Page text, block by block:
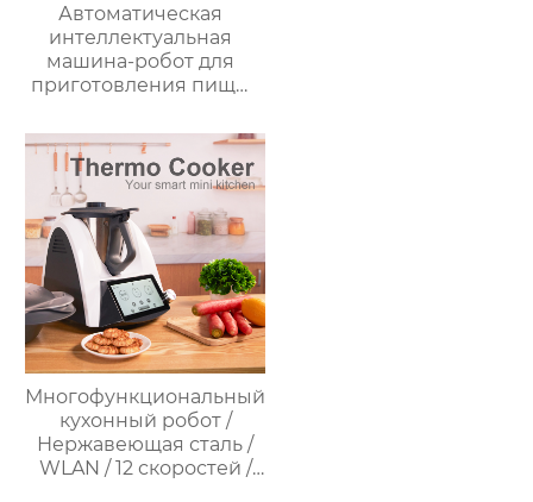
Автоматическая
интеллектуальная
машина-робот для
приготовления пищи
машина для
приготовления
овощей Термомиксер
Многофункциональный
кухонный робот /
Нержавеющая сталь /
WLAN / 12 скоростей /